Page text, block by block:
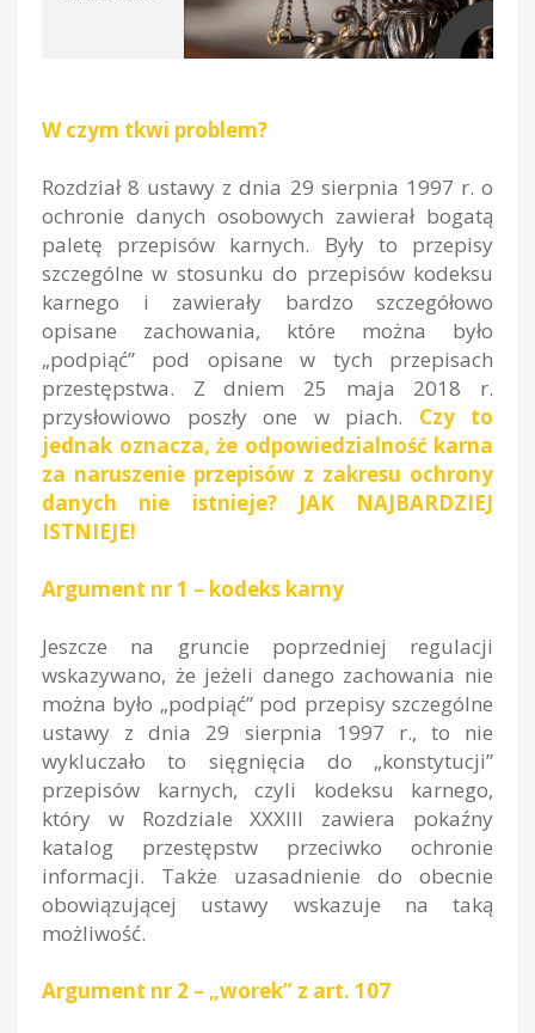
W czym tkwi problem?
Rozdział 8 ustawy z dnia 29 sierpnia 1997 r. o
ochronie danych osobowych zawierał bogatą
paletę przepisów karnych. Były to przepisy
szczególne w stosunku do przepisów kodeksu
karnego i zawierały bardzo szczegółowo
opisane zachowania, które można było
„podpiąć” pod opisane w tych przepisach
przestępstwa. Z dniem 25 maja 2018 r.
przysłowiowo poszły one w piach. Czy to
jednak oznacza, że odpowiedzialność karna
za naruszenie przepisów z zakresu ochrony
danych nie istnieje? JAK NAJBARDZIEJ
ISTNIEJE!
Argument nr 1 – kodeks karny
Jeszcze na gruncie poprzedniej regulacji
wskazywano, że jeżeli danego zachowania nie
można było „podpiąć” pod przepisy szczególne
ustawy z dnia 29 sierpnia 1997 r., to nie
wykluczało to sięgnięcia do „konstytucji”
przepisów karnych, czyli kodeksu karnego,
który w Rozdziale XXXIII zawiera pokaźny
katalog przestępstw przeciwko ochronie
informacji. Także uzasadnienie do obecnie
obowiązującej ustawy wskazuje na taką
możliwość.
Argument nr 2 – „worek” z art. 107